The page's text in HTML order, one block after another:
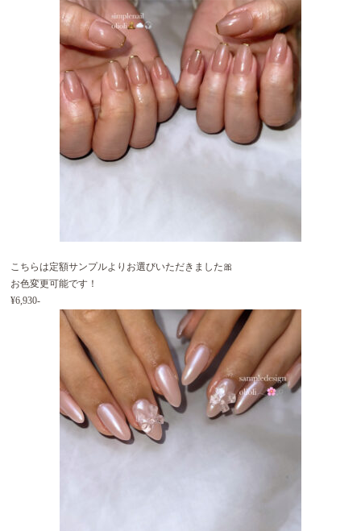
こちらは定額サンプルよりお選びいただきました🎀
お色変更可能です！
¥6,930-